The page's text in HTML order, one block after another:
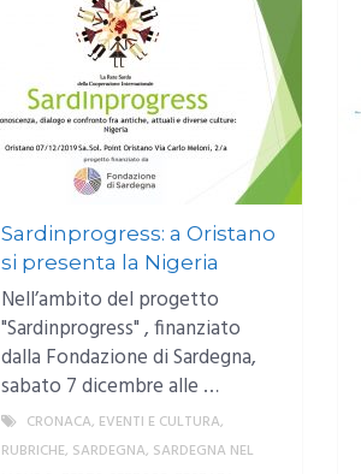
Sardinprogress: a Oristano
si presenta la Nigeria
Nell’ambito del progetto
"Sardinprogress" , finanziato
dalla Fondazione di Sardegna,
sabato 7 dicembre alle …
CRONACA, EVENTI E CULTURA,
RUBRICHE, SARDEGNA, SARDEGNA NEL